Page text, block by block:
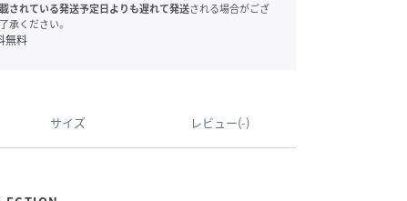
されている発送予定日よりも遅れて発送される場合がござ
承ください。
無料
サイズ レビュー(-)